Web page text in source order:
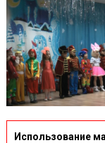
Использование